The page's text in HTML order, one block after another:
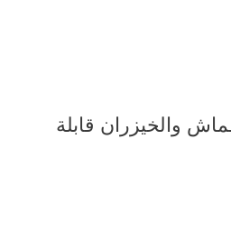
والخيزران قابلة